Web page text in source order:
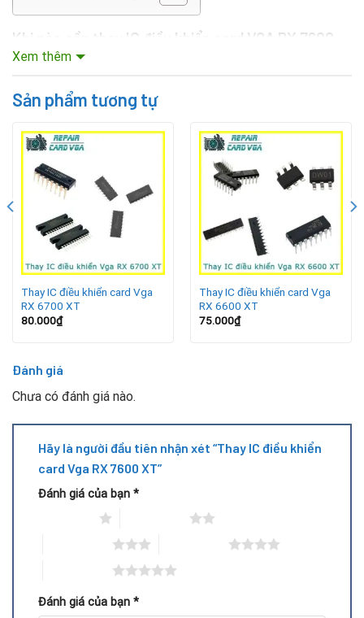
Khi nào cần thay IC điều khiển card VGA RX 7600
XT?
7600 XT có các dấu hiệu:
Máy khởi động nhưng không lên hình, màn hình đen.
VGA nóng bất thường hoặc tự tắt khi chạy ứng dụng
nặng.
Card bị treo, xuất hiện sọc hình hoặc giật lag.
Quạt VGA quay không ổn định hoặc không hoạt động.
Đây là những biểu hiện thường gặp khi IC điều khiển gặp sự
Lợi ích khi thay IC điều khiển VGA RX 7600 XT
Khôi phục hiệu năng VGA: Card hoạt động ổn định, xử lý
Tiết kiệm chi phí: Chi phí thay IC rẻ hơn nhiều so với việc
mua card mới.
Kéo dài tuổi thọ: Card được phục hồi và vận hành bền bỉ
Duy trì cấu hình máy: Không ảnh hưởng đến các linh kiện
Xem thêm
Sản phẩm tương tự
Thay IC điều khiển card Vga
RX 6700 XT
80.000₫
Thay IC điều khiển card Vga
RX 6600 XT
75.000₫
Đánh giá
Chưa có đánh giá nào.
Hãy là người đầu tiên nhận xét “Thay IC điều khiển
card Vga RX 7600 XT”
Đánh giá của bạn *
Đánh giá của bạn *